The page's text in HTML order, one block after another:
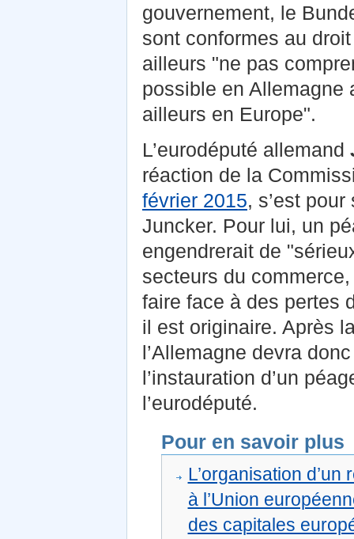
gouvernement, le
sont conformes au
ailleurs "ne pas
possible en Allemagne
ailleurs en Europe".
L’eurodéputé allemand
réaction de la
février 2015, s’est
Juncker. Pour lui, un
engendrerait de
secteurs du
faire face à des pertes
il est originaire. Après
l’Allemagne devra
l’instauration d’un
l’eurodéputé.
Pour en savoir plus
L’organisation
à l’Union
des capitales